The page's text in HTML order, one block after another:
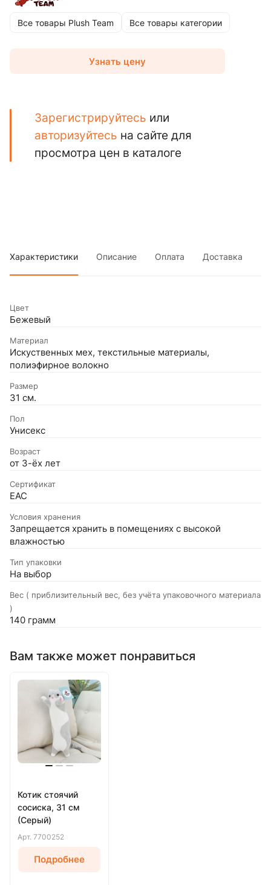
приятное тактильное восприятие и антистрессовый эффект
при прикосновении. Мягкая игрушка - это жест заботы и
Все товары Plush Team Все товары категории
Узнать цену
Зарегистрируйтесь или
авторизуйтесь на сайте для
просмотра цен в каталоге
Характеристики Описание Оплата Доставка
Цвет
Бежевый
Материал
Искуственных мех, текстильные материалы,
полиэфирное волокно
Размер
31 см.
Пол
Унисекс
Возраст
от 3-ёх лет
Сертификат
EAC
Условия хранения
Запрещается хранить в помещениях с высокой
влажностью
Тип упаковки
На выбор
Вес ( приблизительный вес, без учёта упаковочного материала
)
140 грамм
Вам также может понравиться
Котик стоячий
сосиска, 31 см
(Серый)
Арт. 7700252
Подробнее